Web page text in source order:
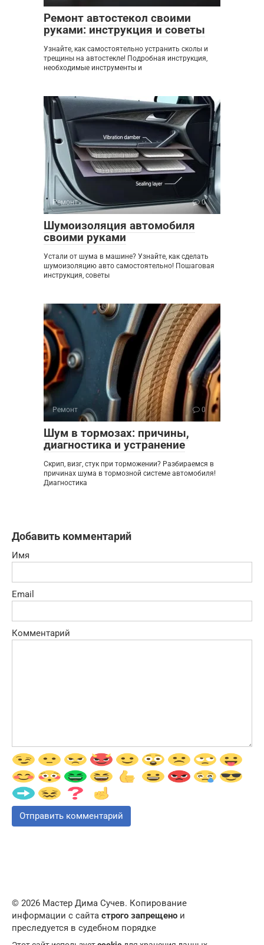
Ремонт автостекол своими
руками: инструкция и советы
Узнайте, как самостоятельно устранить сколы и
трещины на автостекле! Подробная инструкция,
необходимые инструменты и
Ремонт 0
Шумоизоляция автомобиля
своими руками
Устали от шума в машине? Узнайте, как сделать
шумоизоляцию авто самостоятельно! Пошаговая
инструкция, советы
Ремонт 0
Шум в тормозах: причины,
диагностика и устранение
Скрип, визг, стук при торможении? Разбираемся в
причинах шума в тормозной системе автомобиля!
Диагностика
Добавить комментарий
Имя
Email
Комментарий
© 2026 Мастер Дима Сучев. Копирование
информации с сайта строго запрещено и
преследуется в судебном порядке